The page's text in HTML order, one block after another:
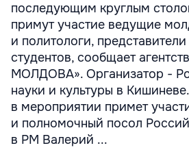
последующим круглым
примут участие ведущие
и политологи,
студентов, сообщает
МОЛДОВА». Организатор -
науки и культуры в
в мероприятии примет
и полномочный посол
в РМ Валерий ...